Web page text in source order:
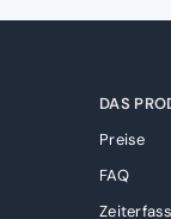
DAS
Preise
FAQ